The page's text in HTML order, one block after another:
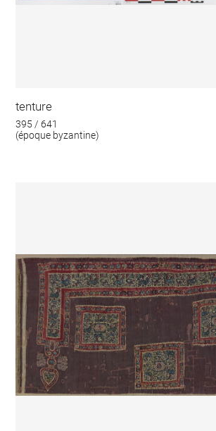
tenture
395 / 641
(époque byzantine)